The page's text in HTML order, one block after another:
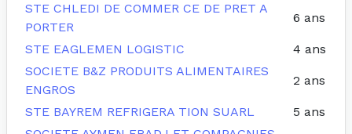
STE CHLEDI DE COMMER CE DE PRET A
PORTER
6 ans
STE EAGLEMEN LOGISTIC
4 ans
SOCIETE B&Z PRODUITS ALIMENTAIRES
ENGROS
2 ans
STE BAYREM REFRIGERA TION SUARL
5 ans